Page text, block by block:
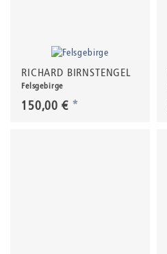
RICHARD BIRNSTENGEL
Felsgebirge
150,00 € *